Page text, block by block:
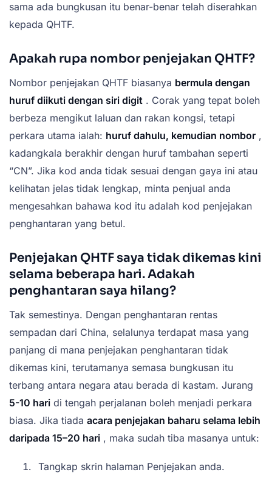
sama ada bungkusan itu benar-benar telah diserahkan
kepada QHTF.
Apakah rupa nombor penjejakan QHTF?
Nombor penjejakan QHTF biasanya bermula dengan
huruf diikuti dengan siri digit . Corak yang tepat boleh
berbeza mengikut laluan dan rakan kongsi, tetapi
perkara utama ialah: huruf dahulu, kemudian nombor ,
kadangkala berakhir dengan huruf tambahan seperti
“CN”. Jika kod anda tidak sesuai dengan gaya ini atau
kelihatan jelas tidak lengkap, minta penjual anda
mengesahkan bahawa kod itu adalah kod penjejakan
penghantaran yang betul.
Penjejakan QHTF saya tidak dikemas kini
selama beberapa hari. Adakah
penghantaran saya hilang?
Tak semestinya. Dengan penghantaran rentas
sempadan dari China, selalunya terdapat masa yang
panjang di mana penjejakan penghantaran tidak
dikemas kini, terutamanya semasa bungkusan itu
terbang antara negara atau berada di kastam. Jurang
5-10 hari di tengah perjalanan boleh menjadi perkara
biasa. Jika tiada acara penjejakan baharu selama lebih
daripada 15–20 hari , maka sudah tiba masanya untuk:
Tangkap skrin halaman Penjejakan anda.